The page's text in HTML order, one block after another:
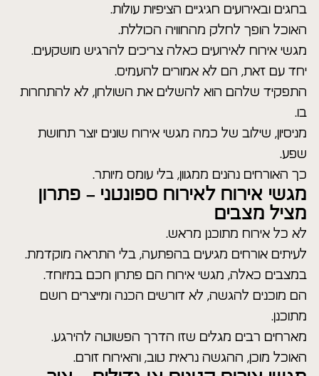
בחגים ובאירועים חגיגיים הציפיות עולות.
האוכל הופך לחלק מהחוויה הכוללת.
מגשי אירוח לאירועים כאלה צריכים להרגיש מושקעים.
יחד עם זאת, הם לא אמורים להעמיס.
התפקיד שלהם הוא להשלים את השולחן, לא להתחרות
בו.
מניסיון, שילוב של כמה מגשי אירוח שונים יוצר תחושת
שפע.
כך האורחים נהנים ממגוון, בלי עומס מיותר.
מגשי אירוח לאירוח ספונטני – פתרון
מציל מצבים
לא כל אירוח מתוכנן מראש.
לעיתים אורחים מגיעים בהפתעה, בלי התראה מוקדמת.
במצבים כאלה, מגשי אירוח הם פתרון חכם במיוחד.
הם מוכנים להגשה, לא דורשים הכנה ומייצרים רושם
מתוכנן.
מארחים רבים מגלים שזו הדרך הפשוטה להירגע.
האוכל מוכן, ההגשה נראית טוב, והאירוח זורם.